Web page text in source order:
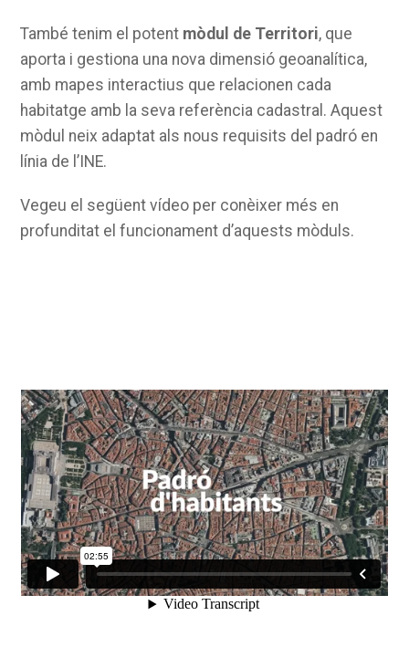
També tenim el potent mòdul de Territori, que
aporta i gestiona una nova dimensió geoanalítica,
amb mapes interactius que relacionen cada
habitatge amb la seva referència cadastral. Aquest
mòdul neix adaptat als nous requisits del padró en
línia de l’INE.
Vegeu el següent vídeo per conèixer més en
profunditat el funcionament d’aquests mòduls.